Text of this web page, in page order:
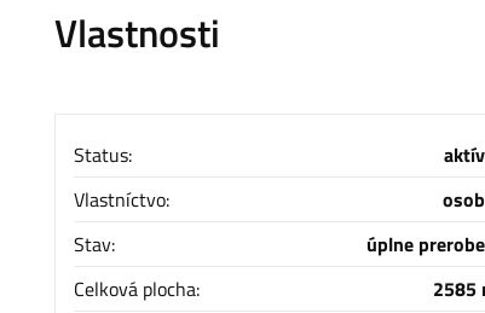
Vlastnosti
Status:
Vlastníctvo:
Stav:
úplne
Celková plocha:
2585